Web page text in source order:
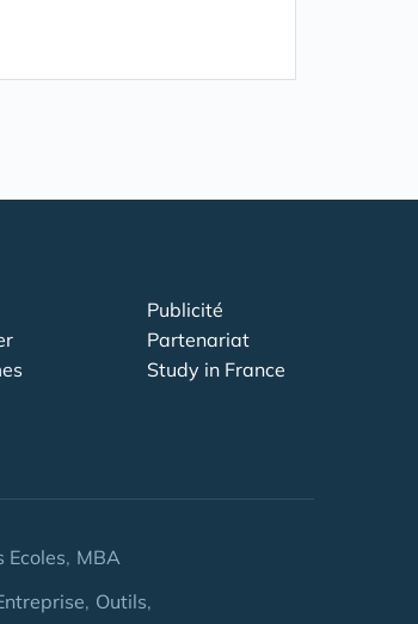
Publicité
Partenariat
Study in France
Ecoles MBA
Outils